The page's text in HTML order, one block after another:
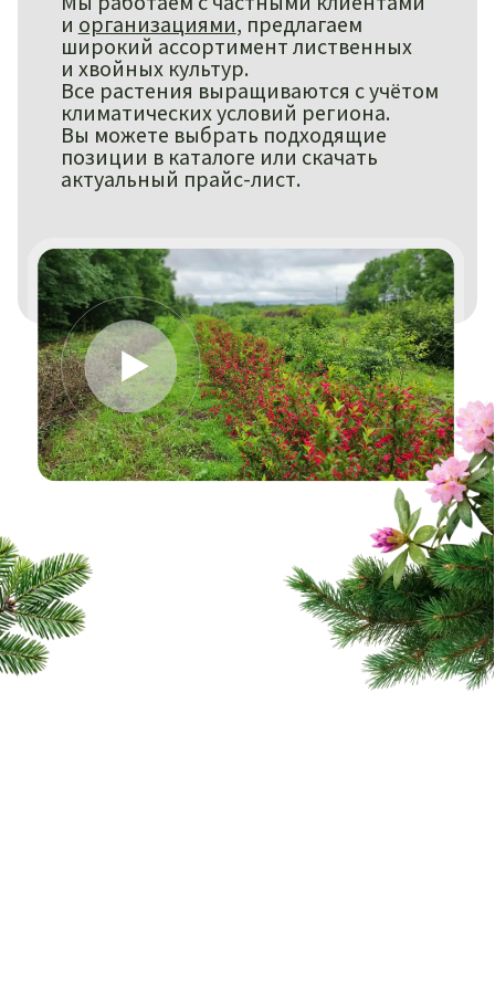
ПОПУЛЯРНЫЕ РАСТЕНИЯ